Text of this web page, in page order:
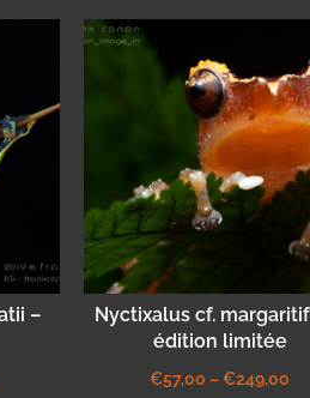
–
Nyctixalus cf.
édition limitée
€57,00 –€249,00